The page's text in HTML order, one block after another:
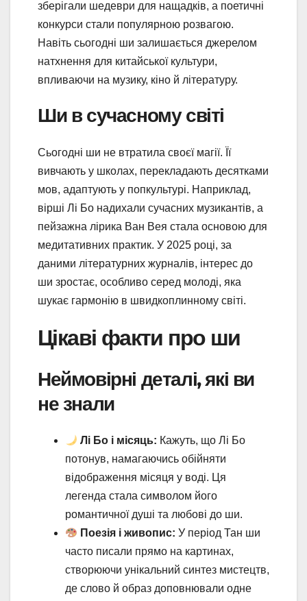
зберігали шедеври для нащадків, а поетичні
конкурси стали популярною розвагою.
Навіть сьогодні ши залишається джерелом
натхнення для китайської культури,
впливаючи на музику, кіно й літературу.
Ши в сучасному світі
Сьогодні ши не втратила своєї магії. Її
вивчають у школах, перекладають десятками
мов, адаптують у попкультурі. Наприклад,
вірші Лі Бо надихали сучасних музикантів, а
пейзажна лірика Ван Вея стала основою для
медитативних практик. У 2025 році, за
даними літературних журналів, інтерес до
ши зростає, особливо серед молоді, яка
шукає гармонію в швидкоплинному світі.
Цікаві факти про ши
Неймовірні деталі, які ви
не знали
Лі Бо і місяць: Кажуть, що Лі Бо
потонув, намагаючись обійняти
відображення місяця у воді. Ця
легенда стала символом його
романтичної душі та любові до ши.
Поезія і живопис: У період Тан ши
часто писали прямо на картинах,
створюючи унікальний синтез мистецтв,
де слово й образ доповнювали одне